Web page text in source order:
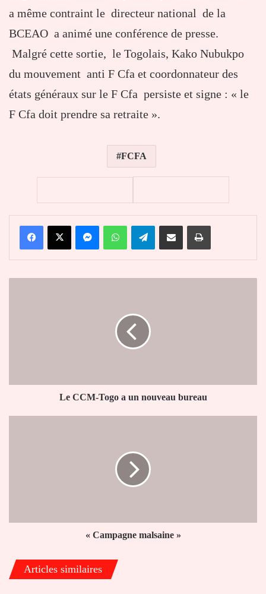
a même contraint le directeur national de la
BCEAO a animé une conférence de presse.
Malgré cette sortie, le Togolais, Kako Nubukpo
du mouvement anti F Cfa et coordonnateur des
états généraux sur le F Cfa persiste et signe : « le
F Cfa doit prendre sa retraite ».
FCFA
FacebookX MessengerWhatsAppTelegramPartager par email Imprimer
Le CCM-Togo a un nouveau bureau
« Campagne malsaine »
Articles similaires